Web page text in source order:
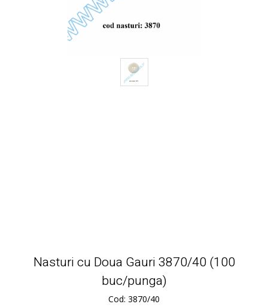
Nasturi cu Doua Gauri 3870/40 (100
buc/punga)
Cod: 3870/40